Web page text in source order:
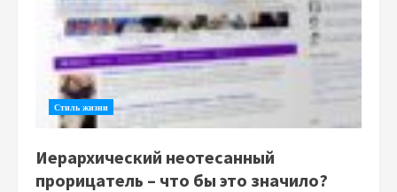
Стиль жизни
Иерархический неотесанный
прорицатель – что бы это значило?